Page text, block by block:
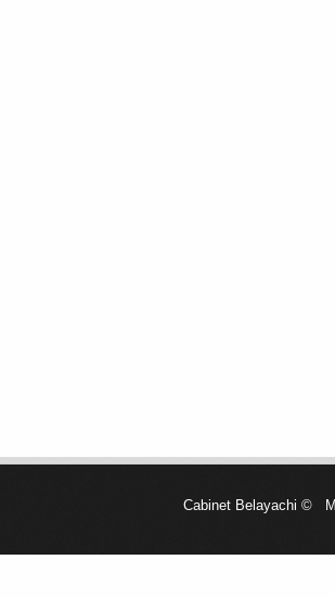
Cabinet Belayachi ©